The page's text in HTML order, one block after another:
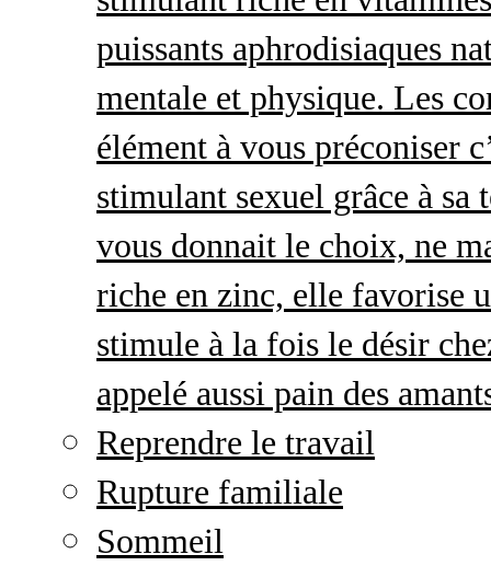
puissants aphrodisiaques
mentale et physique. Les
élément à vous préconiser
stimulant sexuel grâce à sa
vous donnait le choix, ne
riche en zinc, elle favorise
stimule à la fois le désir
appelé aussi pain des
Reprendre le travail
Rupture familiale
Sommeil